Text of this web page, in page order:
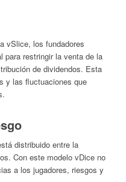
vSlice, los fundadores
para restringir la venta de la
de dividendos. Esta
y las fluctuaciones que
distribuido entre la
Con este modelo vDice no
a los jugadores, riesgos y